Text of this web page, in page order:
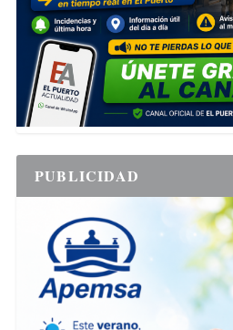
PUBLICIDAD